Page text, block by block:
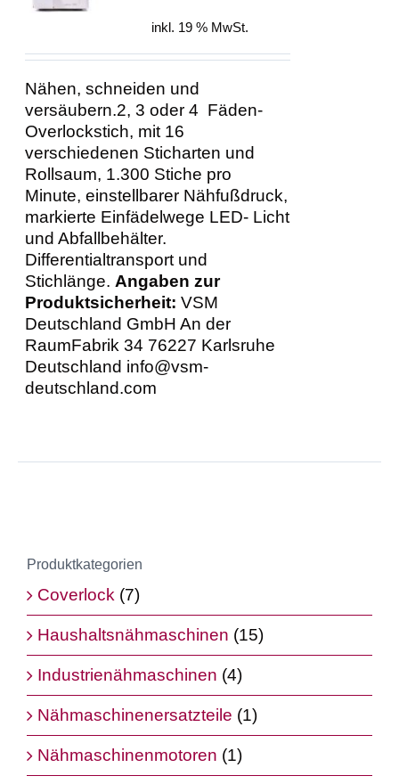
DETAILS
war:
inkl. 19 % MwSt.
Nähen, schneiden und
versäubern.2, 3 oder 4 Fäden-
Overlockstich, mit 16
verschiedenen Sticharten und
Rollsaum, 1.300 Stiche pro
Minute, einstellbarer Nähfußdruck,
markierte Einfädelwege LED- Licht
und Abfallbehälter.
Differentialtransport und
Stichlänge.Angaben zur
Produktsicherheit: VSM
Deutschland GmbH An der
RaumFabrik 34 76227 Karlsruhe
Deutschland info@vsm-
deutschland.com
Produktkategorien
Coverlock (7)
Haushaltsnähmaschinen (15)
Industrienähmaschinen (4)
Nähmaschinenersatzteile (1)
Nähmaschinenmotoren (1)